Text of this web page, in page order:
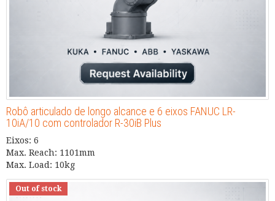
Robô articulado de longo alcance e 6 eixos FANUC LR-
10iA/10 com controlador R-30iB Plus
Eixos: 6
Max. Reach: 1101mm
Max. Load: 10kg
Out of stock